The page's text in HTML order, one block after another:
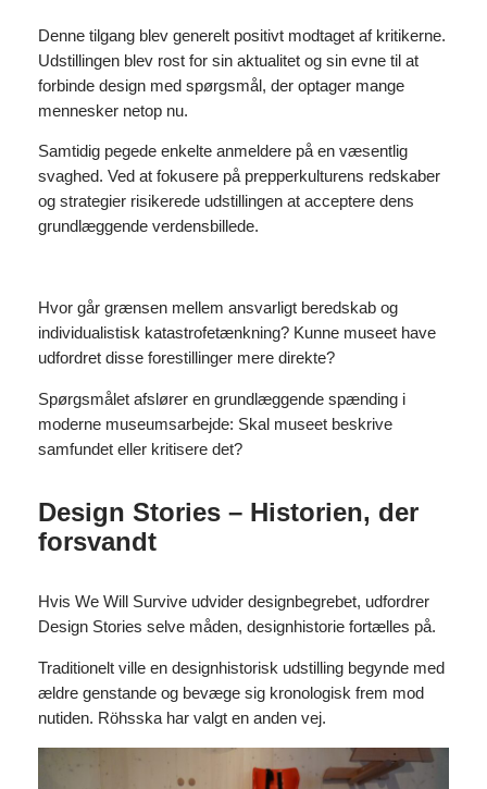
Denne tilgang blev generelt positivt modtaget af kritikerne.
Udstillingen blev rost for sin aktualitet og sin evne til at
forbinde design med spørgsmål, der optager mange
mennesker netop nu.
Samtidig pegede enkelte anmeldere på en væsentlig
svaghed. Ved at fokusere på prepperkulturens redskaber
og strategier risikerede udstillingen at acceptere dens
grundlæggende verdensbillede.
Hvor går grænsen mellem ansvarligt beredskab og
individualistisk katastrofetænkning? Kunne museet have
udfordret disse forestillinger mere direkte?
Spørgsmålet afslører en grundlæggende spænding i
moderne museumsarbejde: Skal museet beskrive
samfundet eller kritisere det?
Design Stories – Historien, der
forsvandt
Hvis We Will Survive udvider designbegrebet, udfordrer
Design Stories selve måden, designhistorie fortælles på.
Traditionelt ville en designhistorisk udstilling begynde med
ældre genstande og bevæge sig kronologisk frem mod
nutiden. Röhsska har valgt en anden vej.